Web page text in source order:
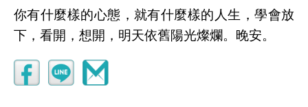
你有什麼樣的心態，就有什麼樣的人生，學會放
下，看開，想開，明天依舊陽光燦爛。晚安。